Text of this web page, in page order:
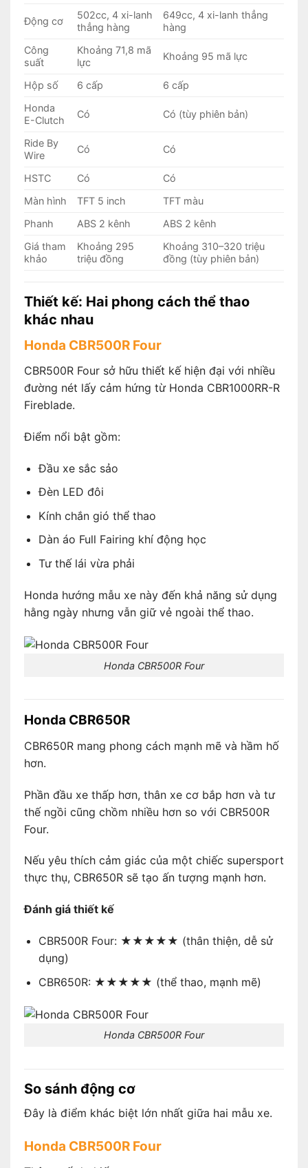
Động cơ
502cc, 4 xi-lanh
thẳng hàng
649cc, 4 xi-lanh thẳng
hàng
Công
suất
Khoảng 71,8 mã
lực
Khoảng 95 mã lực
Hộp số 6 cấp
6 cấp
Honda
E-Clutch
Có Có (tùy phiên bản)
Ride By
Wire
Có Có
HSTC Có
Có
Màn hình
TFT 5 inch
TFT màu
Phanh
ABS 2 kênh
ABS 2 kênh
Giá tham
khảo
Khoảng 295
triệu đồng
Khoảng 310–320 triệu
đồng (tùy phiên bản)
Thiết kế: Hai phong cách thể thao
khác nhau
Honda CBR500R Four
CBR500R Four sở hữu thiết kế hiện đại với nhiều
đường nét lấy cảm hứng từ Honda CBR1000RR-R
Fireblade.
Điểm nổi bật gồm:
Đầu xe sắc sảo
Đèn LED đôi
Kính chắn gió thể thao
Dàn áo Full Fairing khí động học
Tư thế lái vừa phải
Honda hướng mẫu xe này đến khả năng sử dụng
hằng ngày nhưng vẫn giữ vẻ ngoài thể thao.
Honda CBR500R Four
Honda CBR650R
CBR650R mang phong cách mạnh mẽ và hầm hố
hơn.
Phần đầu xe thấp hơn, thân xe cơ bắp hơn và tư
thế ngồi cũng chồm nhiều hơn so với CBR500R
Four.
Nếu yêu thích cảm giác của một chiếc supersport
thực thụ, CBR650R sẽ tạo ấn tượng mạnh hơn.
Đánh giá thiết kế
CBR500R Four: ★★★★★ (thân thiện, dễ sử
dụng)
CBR650R: ★★★★★ (thể thao, mạnh mẽ)
Honda CBR500R Four
So sánh động cơ
Đây là điểm khác biệt lớn nhất giữa hai mẫu xe.
Honda CBR500R Four